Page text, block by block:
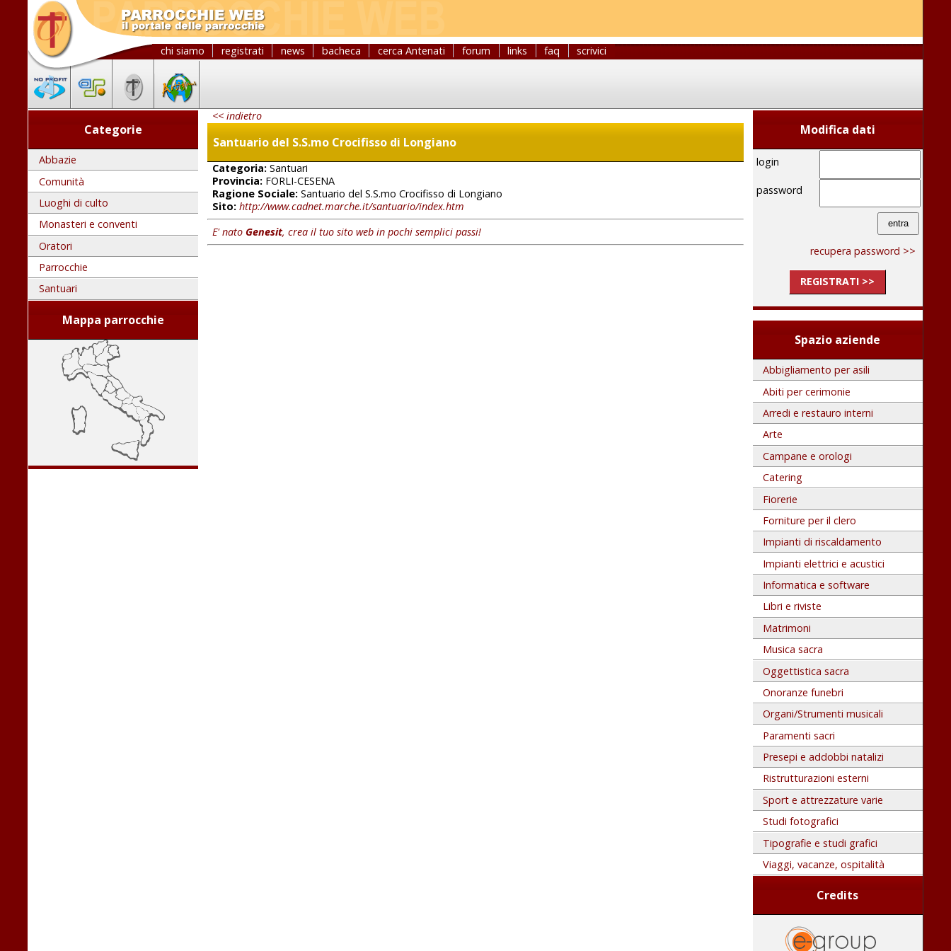
chi siamo registrati news bacheca cerca Antenati forum links faq scrivici
Categorie
Abbazie
Comunità
Luoghi di culto
Monasteri e conventi
Oratori
Parrocchie
Santuari
Mappa parrocchie
<< indietro
Santuario del S.S.mo Crocifisso di Longiano
Categoria: Santuari
Provincia: FORLI-CESENA
Ragione Sociale: Santuario del S.S.mo Crocifisso di Longiano
Sito: http://www.cadnet.marche.it/santuario/index.htm
E' nato Genesit, crea il tuo sito web in pochi semplici passi!
Modifica dati
login
password
recupera password >>
REGISTRATI >>
Spazio aziende
Abbigliamento per asili
Abiti per cerimonie
Arredi e restauro interni
Arte
Campane e orologi
Catering
Fiorerie
Forniture per il clero
Impianti di riscaldamento
Impianti elettrici e acustici
Informatica e software
Libri e riviste
Matrimoni
Musica sacra
Oggettistica sacra
Onoranze funebri
Organi/Strumenti musicali
Paramenti sacri
Presepi e addobbi natalizi
Ristrutturazioni esterni
Sport e attrezzature varie
Studi fotografici
Tipografie e studi grafici
Viaggi, vacanze, ospitalità
Credits